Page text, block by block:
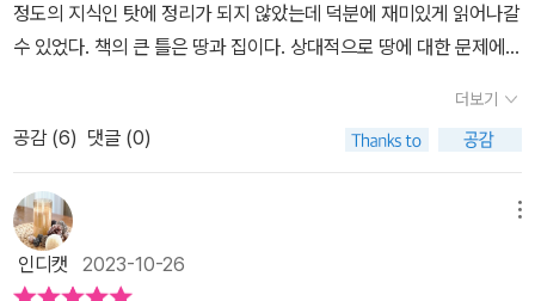
정도의 지식인 탓에 정리가 되지 않았는데 덕분에 재미있게 읽어나갈
수 있었다.​ 책의 큰 틀은 땅과 집이다. 상대적으로 땅에 대한 문제에서
무슨 문제가 있을까? 하는 생각을 했는데 책을 읽고 나서 든 생각은
지금이나 조선시대나 별반 차이가 없다는 생각이 들었다. ​ 새로운 조
선에 맞는 토지개혁 법이 필요했다. 토지개혁론자들은 토지의 사적
소유를 원천적으로 제한하자는 의견을 바탕으로 새로운 토지개혁 과
전법을 세운다. 분명 그렇게 시작되었다. 근데 시간이 지나면서 처음
의 생각들이 퇴색된다. 개혁을 주장한 사람들이 집권층이 되자 생각
더보기
공감 (6) 댓글 (0)
인디캣 2023-10-26